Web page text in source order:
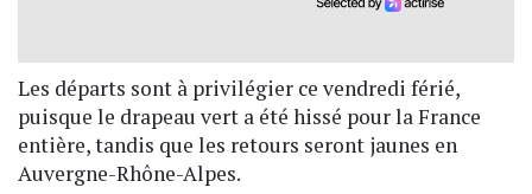
Les départs sont à privilégier ce vendredi férié,
puisque le drapeau vert a été hissé pour la France
entière, tandis que les retours seront jaunes en
Auvergne-Rhône-Alpes.